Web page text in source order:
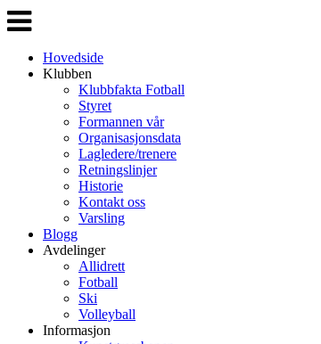
Veksle
navigasjon
Hovedside
Klubben
Klubbfakta Fotball
Styret
Formannen vår
Organisasjonsdata
Lagledere/trenere
Retningslinjer
Historie
Kontakt oss
Varsling
Blogg
Avdelinger
Allidrett
Fotball
Ski
Volleyball
Informasjon